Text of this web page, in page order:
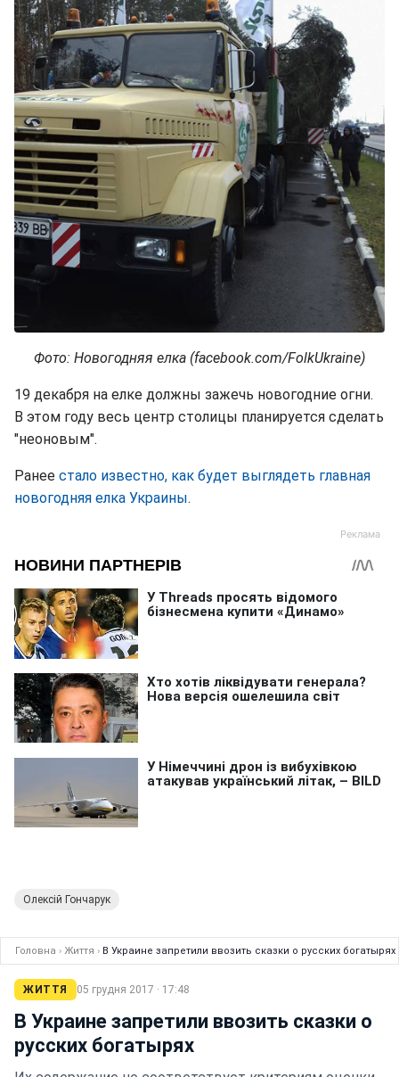
Фото: Новогодняя елка (facebook.com/FolkUkraine)
19 декабря на елке должны зажечь новогодние огни.
В этом году весь центр столицы планируется сделать
"неоновым".
Ранее стало известно, как будет выглядеть главная
новогодняя елка Украины.
Олексій Гончарук
Головна › Життя › В Украине запретили ввозить сказки о русских богатырях
ЖИТТЯ 05 грудня 2017 · 17:48
В Украине запретили ввозить сказки о
русских богатырях